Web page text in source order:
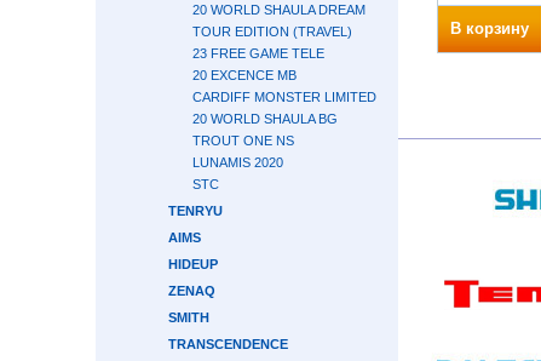
20 WORLD SHAULA DREAM
TOUR EDITION (TRAVEL)
23 FREE GAME TELE
20 EXCENCE MB
CARDIFF MONSTER LIMITED
20 WORLD SHAULA BG
TROUT ONE NS
LUNAMIS 2020
STC
TENRYU
AIMS
HIDEUP
ZENAQ
SMITH
TRANSCENDENCE
В корзину